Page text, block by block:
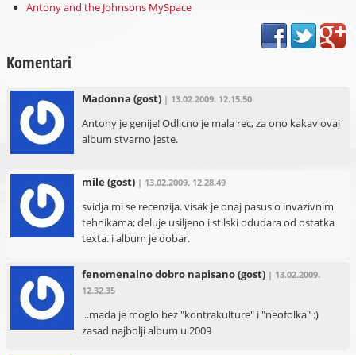
Antony and the Johnsons MySpace
Komentari
Madonna (gost) | 13.02.2009. 12.15.50
Antony je genije! Odlicno je mala rec, za ono kakav ovaj
album stvarno jeste.
mile(gost) | 13.02.2009. 12.28.49
svidja mi se recenzija. visak je onaj pasus o invazivnim
tehnikama; deluje usiljeno i stilski odudara od ostatka
texta. i album je dobar.
fenomenalno dobro napisano(gost) | 13.02.2009.
12.32.35
...mada je moglo bez "kontrakulture" i "neofolka" :)
zasad najbolji album u 2009